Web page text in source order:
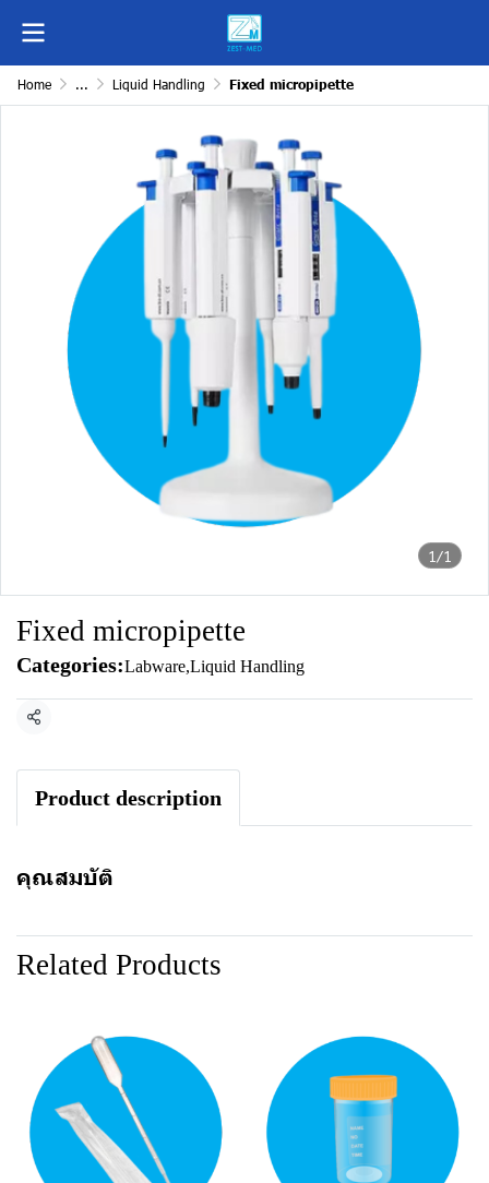
Home ... Liquid Handling Fixed micropipette
1/1
Fixed micropipette
Categories:Labware,Liquid Handling
Share
Product description
คุณสมบัติ
Related Products